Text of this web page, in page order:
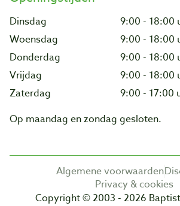
Dinsdag
9:00 - 18:00
Woensdag
9:00 - 18:00
Donderdag
9:00 - 18:00
Vrijdag
9:00 - 18:00
Zaterdag
9:00 - 17:00
Op maandag en zondag gesloten.
Algemene voorwaarden
Privacy & cookies
Copyright © 2003 - 2026